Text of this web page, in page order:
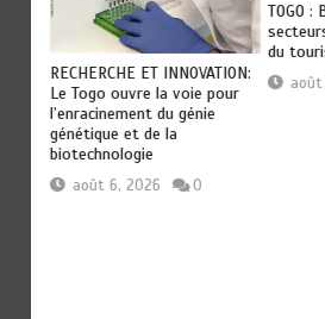
RECHERCHE ET INNOVATION:
Le Togo ouvre la voie pour
l’enracinement du génie
génétique et de la
biotechnologie
août 6, 2026 0
TOGO
du